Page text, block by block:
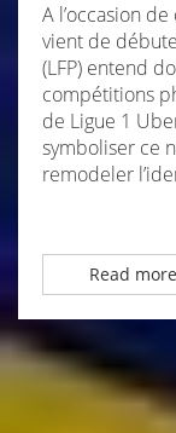
A l’occasion
vient de
(LFP) entend
compétitions
de Ligue 1
symboliser ce
remodeler
Read more